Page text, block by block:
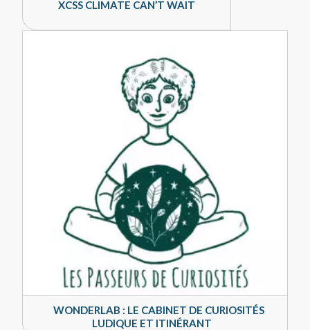
XCSS CLIMATE CAN’T WAIT
WONDERLAB : LE CABINET DE CURIOSITÉS
LUDIQUE ET ITINÉRANT